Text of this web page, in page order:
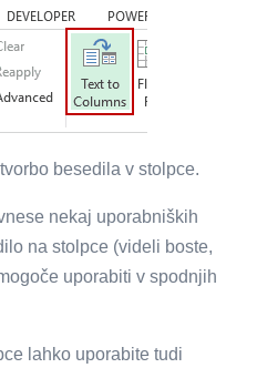
besedila v stolpce.
nekaj uporabniških
na stolpce (videli boste,
uporabiti v spodnjih
lahko uporabite tudi